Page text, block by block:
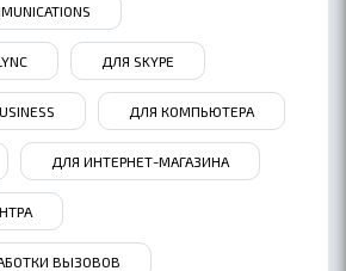
ДЛЯ SKYPE
ДЛЯ КОМПЬЮТЕРА
ДЛЯ ИНТЕРНЕТ-МАГАЗИНА
ВЫЗОВОВ